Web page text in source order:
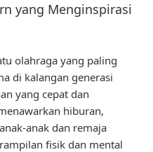
yang Menginspirasi
olahraga yang paling
di kalangan generasi
yang cepat dan
hiburan,
anak dan remaja
fisik dan mental